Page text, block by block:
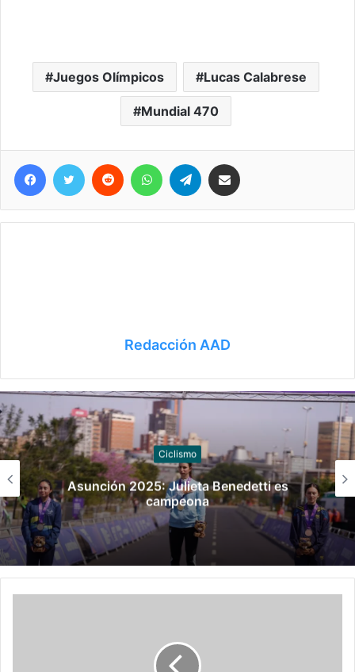
Juegos Olímpicos Lucas Calabrese
Mundial 470
Telegram
Redacción AAD
Ciclismo
Julieta Benedetti es
campeona
Seis